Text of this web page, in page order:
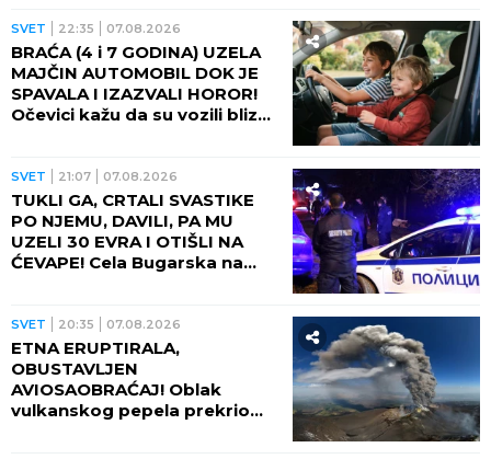
SVET 22:35 07.08.2026
BRAĆA (4 i 7 GODINA) UZELA
MAJČIN AUTOMOBIL DOK JE
SPAVALA I IZAZVALI HOROR!
Očevici kažu da su vozili blizu
SVET 21:07 07.08.2026
TUKLI GA, CRTALI SVASTIKE
PO NJEMU, DAVILI, PA MU
UZELI 30 EVRA I OTIŠLI NA
ĆEVAPE! Cela Bugarska na
MALOLETNIKA, UVUKLI GA U
JEZIVU ZAMKU!
SVET 20:35 07.08.2026
ETNA ERUPTIRALA,
OBUSTAVLJEN
AVIOSAOBRAĆAJ! Oblak
vulkanskog pepela prekrio